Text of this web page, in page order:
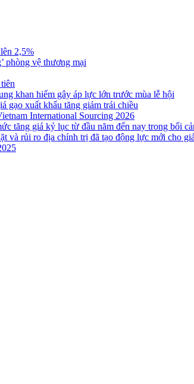
2,5%
phòng vệ thương mại
khan hiếm gây áp lực lớn trước mùa lễ hội
gạo xuất khẩu tăng giảm trái chiều
International Sourcing 2026
tăng giá kỷ lục từ đầu năm đến nay trong bối
và rủi ro địa chính trị đã tạo động lực mới cho giá